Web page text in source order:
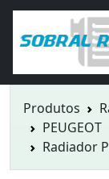
Produtos
PEUGEOT
Radiador